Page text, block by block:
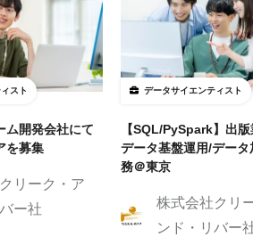
スト
ム開発会社にて
を募集
リーク・ア
ー社
データサイエンティスト
【SQL/PySpark】出
データ基盤運用/データ
務＠東京
株式会社クリ
ンド・リバー